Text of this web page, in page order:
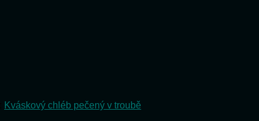
Kváskový chléb pečený v troubě